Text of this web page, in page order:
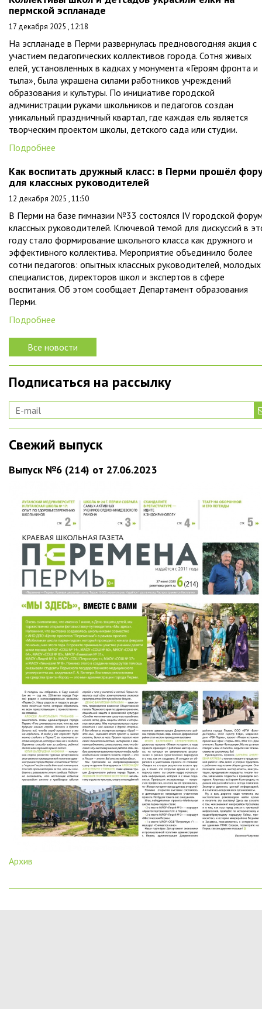
пермской эспланаде
17 декабря 2025 , 12:18
На эспланаде в Перми развернулась предновогодняя акция с
участием педагогических коллективов города. Сотня живых
елей, установленных в кадках у монумента «Героям фронта и
тыла», была украшена силами работников учреждений
образования и культуры. По инициативе городской
администрации руками школьников и педагогов создан
уникальный праздничный квартал, где каждая ель является
творческим проектом школы, детского сада или студии.
Подробнее
Как воспитать дружный класс: в Перми прошёл
для классных руководителей
12 декабря 2025 , 11:50
В Перми на базе гимназии №33 состоялся IV городской
классных руководителей. Ключевой темой для дискуссий в
году стало формирование школьного класса как дружного и
эффективного коллектива. Мероприятие объединило более
сотни педагогов: опытных классных руководителей, молодых
специалистов, директоров школ и экспертов в сфере
воспитания. Об этом сообщает Департамент образования
Перми.
Подробнее
Все новости
Подписаться на рассылку
Свежий выпуск
Выпуск №6 (214) от 27.06.2023
Архив